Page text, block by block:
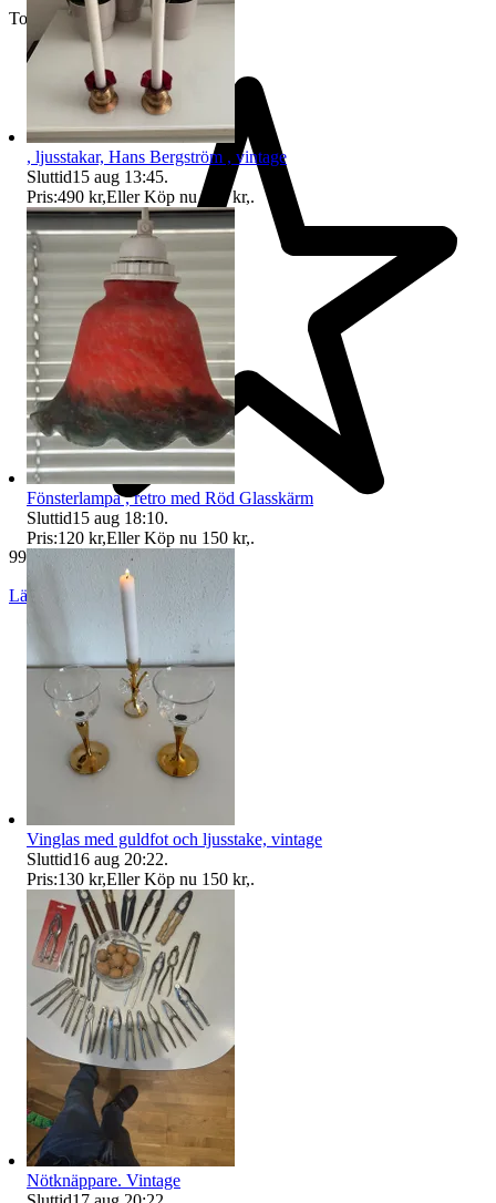
Toppsäljare
994 omdömen
Läs omdömen Följ
, ljusstakar, Hans Bergström , vintage
Sluttid15 aug 13:45.
Pris:490 kr,Eller Köp nu 550 kr,.
Fönsterlampa , retro med Röd Glasskärm
Sluttid15 aug 18:10.
Pris:120 kr,Eller Köp nu 150 kr,.
Vinglas med guldfot och ljusstake, vintage
Sluttid16 aug 20:22.
Pris:130 kr,Eller Köp nu 150 kr,.
Nötknäppare. Vintage